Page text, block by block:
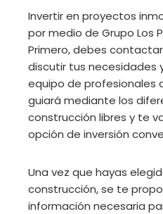
Invertir en proyectos
por medio de Grupo Los
Primero, debes
discutir tus necesidades
equipo de profesionales
guiará mediante los
construcción libres y te
opción de inversión
Una vez que hayas
construcción, se te
información necesaria